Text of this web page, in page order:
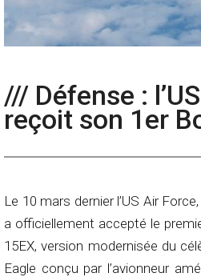
/// Défense :
reçoit son 1er
Le 10 mars dernier l’US Air
a officiellement accepté le
15EX, version modernisée du
Eagle conçu par l’avionneur